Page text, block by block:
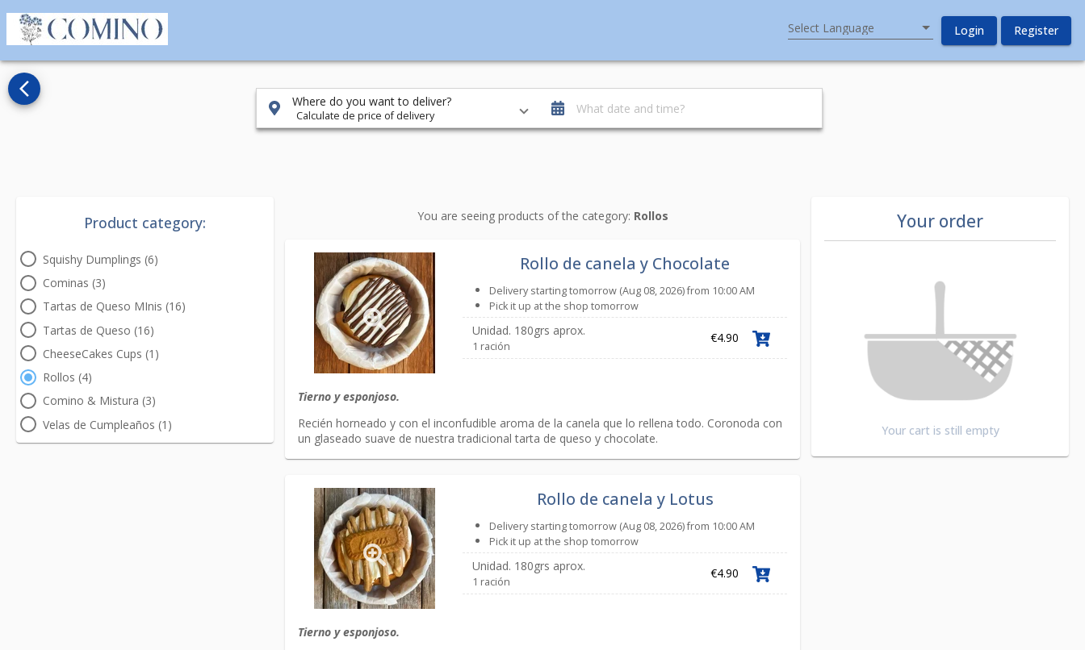
Select Language Login Register
Where do you want to deliver?
Calculate de price of delivery What date and time?
Product category:
Squishy Dumplings (6)
Cominas (3)
Tartas de Queso MInis (16)
Tartas de Queso (16)
CheeseCakes Cups (1)
Rollos (4)
Comino & Mistura (3)
Velas de Cumpleaños (1)
arrow_back_ios_new
You are seeing products of the category: Rollos
Link
Rollo de canela y Chocolate
Delivery starting tomorrow (Aug 08, 2026) from 10:00 AM
Pick it up at the shop tomorrow
Unidad. 180grs aprox.
1 ración
€4.90
Tierno y esponjoso.
Recién horneado y con el inconfudible aroma de la canela que lo rellena todo. Coronoda con
un glaseado suave de nuestra tradicional tarta de queso y chocolate.
Rollo de canela y Lotus
Delivery starting tomorrow (Aug 08, 2026) from 10:00 AM
Pick it up at the shop tomorrow
Unidad. 180grs aprox.
1 ración
€4.90
Tierno y esponjoso.
Your order
Your cart is still empty